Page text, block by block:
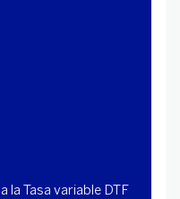
la Tasa variable DTF